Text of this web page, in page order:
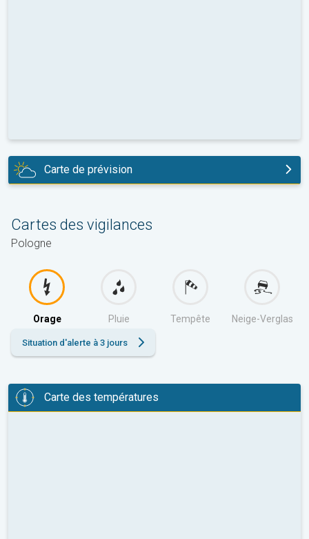
Carte de prévision
Cartes des vigilances
Pologne
Orage Pluie Tempête Neige-Verglas
Situation d'alerte à 3 jours
Carte des températures